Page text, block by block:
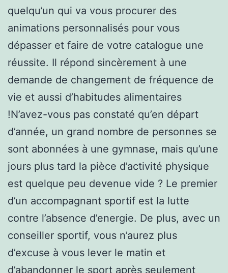
quelqu’un qui va vous procurer des
animations personnalisés pour vous
dépasser et faire de votre catalogue une
réussite. Il répond sincèrement à une
demande de changement de fréquence de
vie et aussi d’habitudes alimentaires
!N’avez-vous pas constaté qu’en départ
d’année, un grand nombre de personnes se
sont abonnées à une gymnase, mais qu’une
jours plus tard la pièce d’activité physique
est quelque peu devenue vide ? Le premier
d’un accompagnant sportif est la lutte
contre l’absence d’energie. De plus, avec un
conseiller sportif, vous n’aurez plus
d’excuse à vous lever le matin et
d’abandonner le sport après seulement